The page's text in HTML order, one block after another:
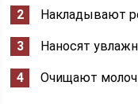
Накладывают
Наносят
Очищают